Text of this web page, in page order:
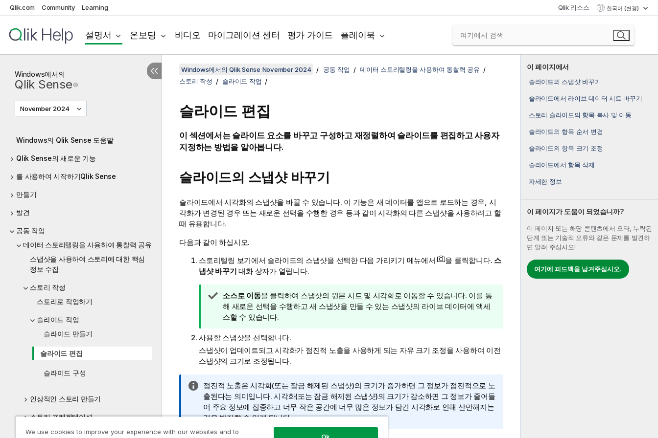
Qlik.com Community Learning Qlik 리소스 한국어 (변경)
설명서 온보딩 비디오 마이그레이션 센터 평가 가이드 플레이북
Windows에서의
Qlik Sense ®
November 2024
Windows의 Qlik Sense 도움말
Qlik Sense의 새로운 기능
를 사용하여 시작하기Qlik Sense
만들기
발견
공동 작업
데이터 스토리텔링을 사용하여 통찰력 공유
스냅샷을 사용하여 스토리에 대한 핵심
정보 수집
스토리 작성
스토리로 작업하기
슬라이드 작업
슬라이드 만들기
슬라이드 편집
슬라이드 구성
인상적인 스토리 만들기
스토리 프레젠테이션
문제 해결 - 데이터 스토리텔링 사용
이 페이지에서
슬라이드의 스냅샷 바꾸기
슬라이드에서 라이브 데이터 시트 바꾸기
스토리 슬라이드의 항목 복사 및 이동
슬라이드의 항목 순서 변경
슬라이드의 항목 크기 조정
슬라이드에서 항목 삭제
자세한 정보
이 페이지가 도움이 되었습니까?
이 페이지 또는 해당 콘텐츠에서 오타, 누락된
단계 또는 기술적 오류와 같은 문제를 발견하
면 알려 주십시오!
여기에 피드백을 남겨주십시오.
Windows에서의 Qlik Sense November 2024 공동 작업
데이터 스토리텔링을 사용하여 통찰력 공유
스토리 작성
슬라이드 작업
슬라이드 편집
이 섹션에서는 슬라이드 요소를 바꾸고 구성하고 재정렬하여 슬라이드를 편집하고 사용자
지정하는 방법을 알아봅니다.
슬라이드의 스냅샷 바꾸기
슬라이드에서 시각화의 스냅샷을 바꿀 수 있습니다. 이 기능은 새 데이터를 앱으로 로드하는 경우, 시
각화가 변경된 경우 또는 새로운 선택을 수행한 경우 등과 같이 시각화의 다른 스냅샷을 사용하려고 할
때 유용합니다.
다음과 같이 하십시오.
스토리텔링 보기에서 슬라이드의 스냅샷을 선택한 다음 가리키기 메뉴에서
을 클릭합니다. 스
냅샷 바꾸기 대화 상자가 열립니다.
팁
메
모
소스로 이동을 클릭하여 스냅샷의 원본 시트 및 시각화로 이동할 수 있습니다. 이를 통
해 새로운 선택을 수행하고 새 스냅샷을 만들 수 있는 스냅샷의 라이브 데이터에 액세
스할 수 있습니다.
사용할 스냅샷을 선택합니다.
스냅샷이 업데이트되고 시각화가 점진적 노출을 사용하게 되는 자유 크기 조정을 사용하여 이전
스냅샷의 크기로 조정됩니다.
정
보
메
모
점진적 노출은 시각화(또는 잠금 해제된 스냅샷)의 크기가 증가하면 그 정보가 점진적으로 노
출된다는 의미입니다. 시각화(또는 잠금 해제된 스냅샷)의 크기가 감소하면 그 정보가 줄어들
어 주요 정보에 집중하고 너무 작은 공간에 너무 많은 정보가 담긴 시각화로 인해 산만해지는
것을 방지할 수 있게 됩니다.
We use cookies to improve your experience with our websites and to